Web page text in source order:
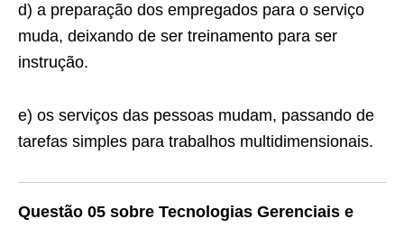
d) a preparação dos empregados para o serviço
muda, deixando de ser treinamento para ser
instrução.
e) os serviços das pessoas mudam, passando de
tarefas simples para trabalhos multidimensionais.
Questão 05 sobre Tecnologias Gerenciais e